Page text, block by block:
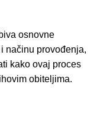
osnovne
načinu provođenja,
kako ovaj proces
obiteljima.